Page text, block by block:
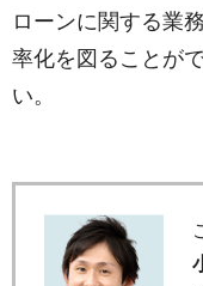
ローンに関する業
率化を図ることが
い。